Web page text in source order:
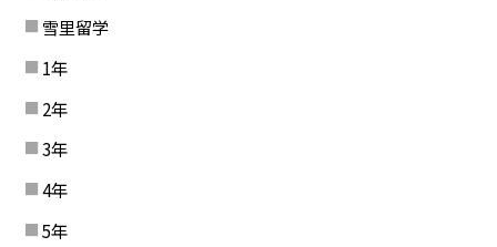
雪里留学
1年
2年
3年
4年
5年